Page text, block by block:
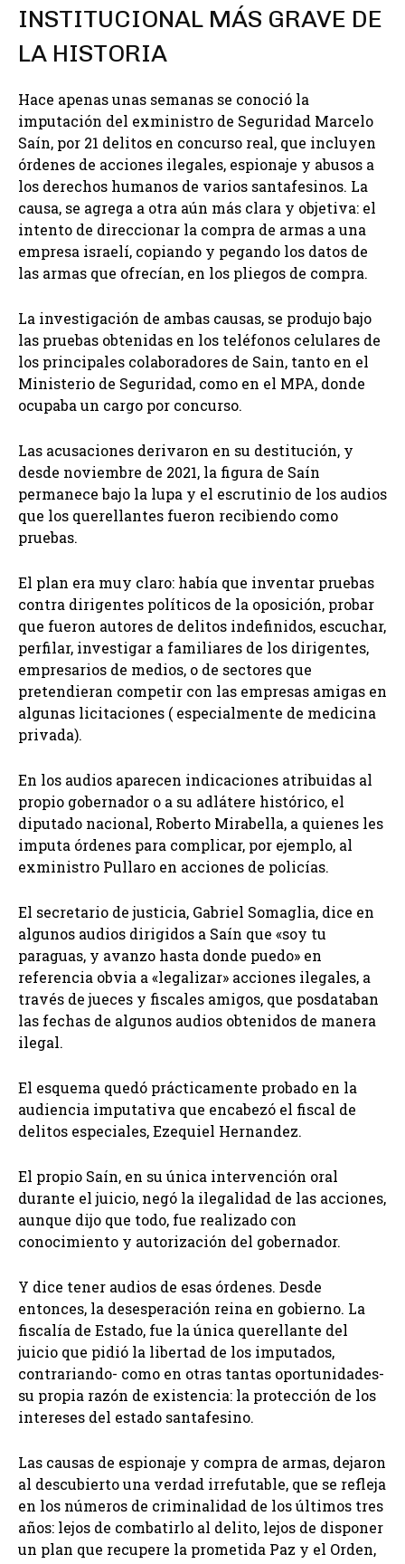
INSTITUCIONAL MÁS GRAVE DE
LA HISTORIA
Hace apenas unas semanas se conoció la
imputación del exministro de Seguridad Marcelo
Saín, por 21 delitos en concurso real, que incluyen
órdenes de acciones ilegales, espionaje y abusos a
los derechos humanos de varios santafesinos. La
causa, se agrega a otra aún más clara y objetiva: el
intento de direccionar la compra de armas a una
empresa israelí, copiando y pegando los datos de
las armas que ofrecían, en los pliegos de compra.
La investigación de ambas causas, se produjo bajo
las pruebas obtenidas en los teléfonos celulares de
los principales colaboradores de Sain, tanto en el
Ministerio de Seguridad, como en el MPA, donde
ocupaba un cargo por concurso.
Las acusaciones derivaron en su destitución, y
desde noviembre de 2021, la figura de Saín
permanece bajo la lupa y el escrutinio de los audios
que los querellantes fueron recibiendo como
pruebas.
El plan era muy claro: había que inventar pruebas
contra dirigentes políticos de la oposición, probar
que fueron autores de delitos indefinidos, escuchar,
perfilar, investigar a familiares de los dirigentes,
empresarios de medios, o de sectores que
pretendieran competir con las empresas amigas en
algunas licitaciones ( especialmente de medicina
privada).
En los audios aparecen indicaciones atribuidas al
propio gobernador o a su adlátere histórico, el
diputado nacional, Roberto Mirabella, a quienes les
imputa órdenes para complicar, por ejemplo, al
exministro Pullaro en acciones de policías.
El secretario de justicia, Gabriel Somaglia, dice en
algunos audios dirigidos a Saín que «soy tu
paraguas, y avanzo hasta donde puedo» en
referencia obvia a «legalizar» acciones ilegales, a
través de jueces y fiscales amigos, que posdataban
las fechas de algunos audios obtenidos de manera
ilegal.
El esquema quedó prácticamente probado en la
audiencia imputativa que encabezó el fiscal de
delitos especiales, Ezequiel Hernandez.
El propio Saín, en su única intervención oral
durante el juicio, negó la ilegalidad de las acciones,
aunque dijo que todo, fue realizado con
conocimiento y autorización del gobernador.
Y dice tener audios de esas órdenes. Desde
entonces, la desesperación reina en gobierno. La
fiscalía de Estado, fue la única querellante del
juicio que pidió la libertad de los imputados,
contrariando- como en otras tantas oportunidades-
su propia razón de existencia: la protección de los
intereses del estado santafesino.
Las causas de espionaje y compra de armas, dejaron
al descubierto una verdad irrefutable, que se refleja
en los números de criminalidad de los últimos tres
años: lejos de combatirlo al delito, lejos de disponer
un plan que recupere la prometida Paz y el Orden,